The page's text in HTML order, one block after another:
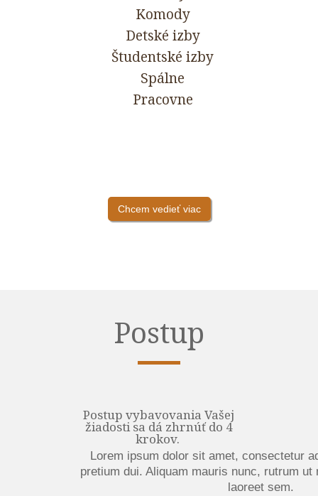
Komody
Detské izby
Študentské izby
Spálne
Pracovne
Chcem vedieť viac
Postup
Postup vybavovania Vašej
žiadosti sa dá zhrnúť do 4
krokov.
Lorem ipsum dolor sit amet, consectetur
pretium dui. Aliquam mauris nunc, rutrum ut
laoreet sem.